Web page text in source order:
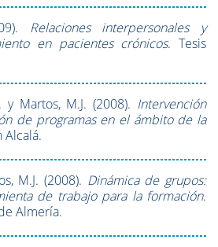
Relaciones interpersonales y
en pacientes crónicos. Tesis
y Martos, M.J. (2008). Intervención
de programas en el ámbito de la
Alcalá.
M.J. (2008). Dinámica de grupos:
de trabajo para la formación.
Almería.